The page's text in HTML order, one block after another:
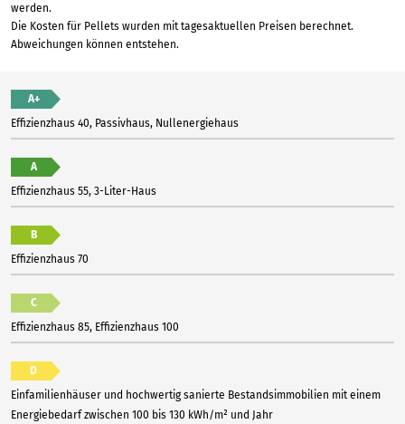
werden.
Die Kosten für Pellets wurden mit tagesaktuellen Preisen berechnet.
Abweichungen können entstehen.
A+
Effizienzhaus 40, Passivhaus, Nullenergiehaus
A
Effizienzhaus 55, 3-Liter-Haus
B
Effizienzhaus 70
C
Effizienzhaus 85, Effizienzhaus 100
D
Einfamilienhäuser und hochwertig sanierte Bestandsimmobilien mit einem
Energiebedarf zwischen 100 bis 130 kWh/m² und Jahr